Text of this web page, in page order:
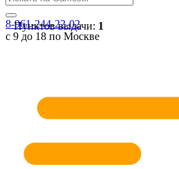
Пунктов выдачи: 1
8-961-244-22-02
с 9 до 18 по Москве